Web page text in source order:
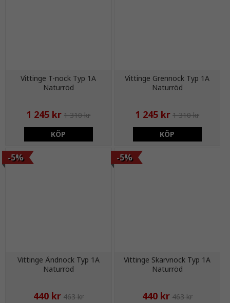
Vittinge T-nock Typ 1A
Naturröd
1 245 kr 1 310 kr
KÖP
Vittinge Grennock Typ 1A
Naturröd
1 245 kr 1 310 kr
KÖP
Vittinge Ändnock Typ 1A
Naturröd
-5%
440 kr 463 kr
Vittinge Skarvnock Typ 1A
Naturröd
-5%
440 kr 463 kr